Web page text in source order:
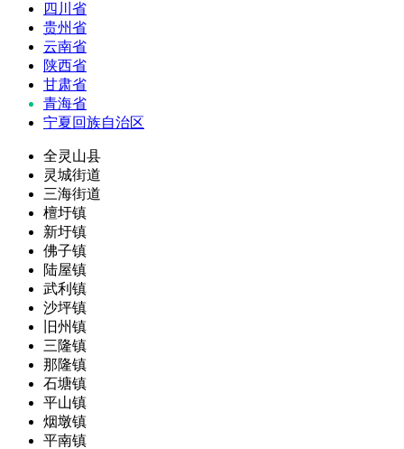
四川省
贵州省
云南省
陕西省
甘肃省
青海省
宁夏回族自治区
全灵山县
灵城街道
三海街道
檀圩镇
新圩镇
佛子镇
陆屋镇
武利镇
沙坪镇
旧州镇
三隆镇
那隆镇
石塘镇
平山镇
烟墩镇
平南镇